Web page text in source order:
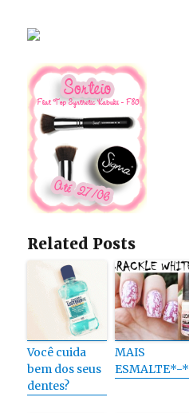
Related Posts
Você cuida
bem dos seus
dentes?
MAIS
ESMALTE*-*